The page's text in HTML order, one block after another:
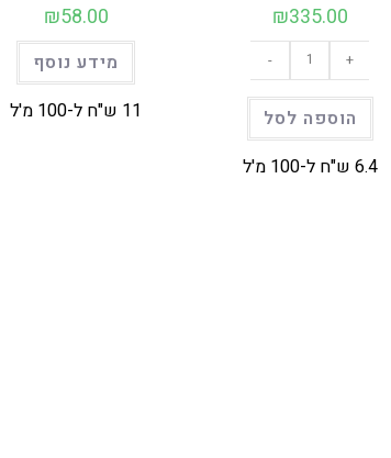
₪335.00
כמות
של
פישולין
|
5
ליטר
- +
הוספה לסל
6.4 ש"ח ל-100 מ'ל
₪58.00
מידע נוסף
11 ש"ח ל-100 מ'ל